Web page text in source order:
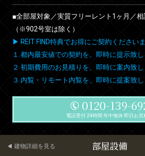
■全部屋対象／実質フリーレント1ヶ月／相
（※902号室は除く）
▶ REIT FIND特典でお得にご契約くださいま
１.都内最安値での契約を、即時に提示致し
２.初期費用のお見積りを、即時に案内致し
３.内覧・リモート内覧を、即時に提案致し
0120-139-
電話受付 24時間 年中無休 即日お見
部屋設備
建物詳細を見る